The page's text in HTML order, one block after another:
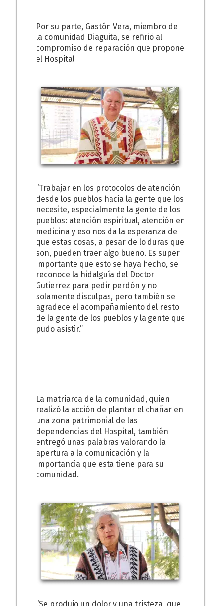
Por su parte, Gastón Vera, miembro de
la comunidad Diaguita, se refirió al
compromiso de reparación que propone
el Hospital
“Trabajar en los protocolos de atención
desde los pueblos hacia la gente que los
necesite, especialmente la gente de los
pueblos: atención espiritual, atención en
medicina y eso nos da la esperanza de
que estas cosas, a pesar de lo duras que
son, pueden traer algo bueno. Es super
importante que esto se haya hecho, se
reconoce la hidalguía del Doctor
Gutierrez para pedir perdón y no
solamente disculpas, pero también se
agradece el acompañamiento del resto
de la gente de los pueblos y la gente que
pudo asistir.”
La matriarca de la comunidad, quien
realizó la acción de plantar el chañar en
una zona patrimonial de las
dependencias del Hospital, también
entregó unas palabras valorando la
apertura a la comunicación y la
importancia que esta tiene para su
comunidad.
“Se produjo un dolor y una tristeza, que